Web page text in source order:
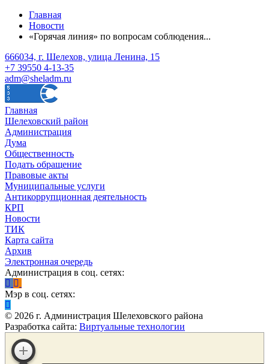
Главная
Новости
«Горячая линия» по вопросам соблюдения...
666034, г. Шелехов, улица Ленина, 15
+7 39550 4-13-35
adm@sheladm.ru
Главная
Шелеховский район
Администрация
Дума
Общественность
Подать обращение
Правовые акты
Муниципальные услуги
Антикоррупционная деятельность
КРП
Новости
ТИК
Карта сайта
Архив
Электронная очередь
Администрация в соц. сетях:
Мэр в соц. сетях:
© 2026 г. Администрация Шелеховского района
Разработка сайта: Виртуальные технологии